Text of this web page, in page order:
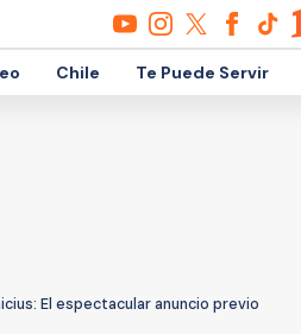
Chile Te Puede Servir
El espectacular anuncio previo